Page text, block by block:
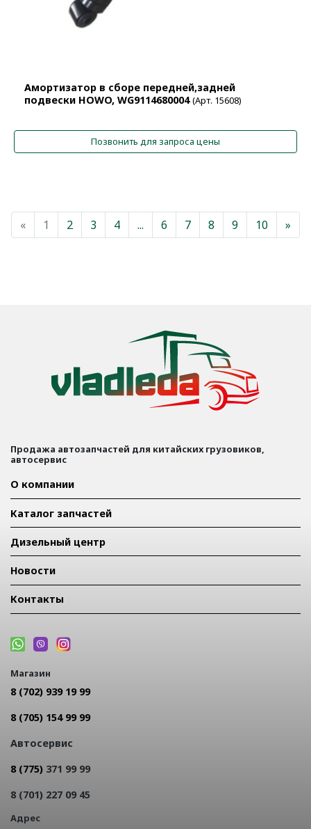
Амортизатор в сборе передней,задней
подвески HOWO, WG9114680004(Арт. 15608)
Позвонить для запроса цены
« Назад
1 2 3 4 ... 6 7 8 9 10 »
Продажа автозапчастей для китайских грузовиков,
автосервис
О компании
Каталог запчастей
Дизельный центр
Новости
Контакты
Магазин
8 (702) 939 19 99
8 (705) 154 99 99
Автосервис
8 (775) 371 99 99
8 (701) 227 09 45
Адрес